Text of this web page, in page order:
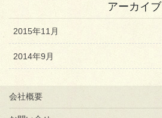
アーカイブ
2015年11月
2014年9月
会社概要